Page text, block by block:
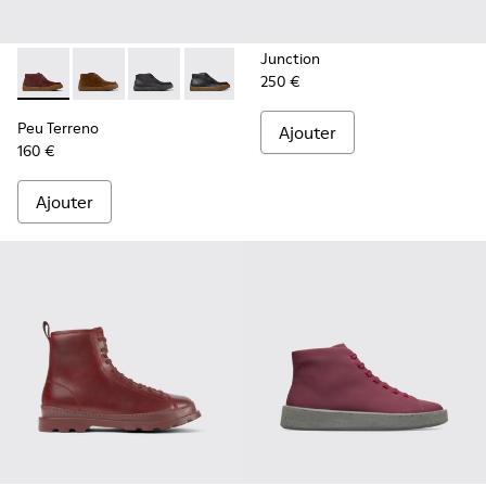
Peu Terreno - K300530-001 - Bottines en cuir velours
Peu Terreno - K300530-009
Peu Terreno - K300530-006
Peu Terreno - K300530-005
Peu Terreno - K300530-004
Peu Terreno -
Peu Terreno
160 €
Ajouter
Junction
250 €
Ajouter